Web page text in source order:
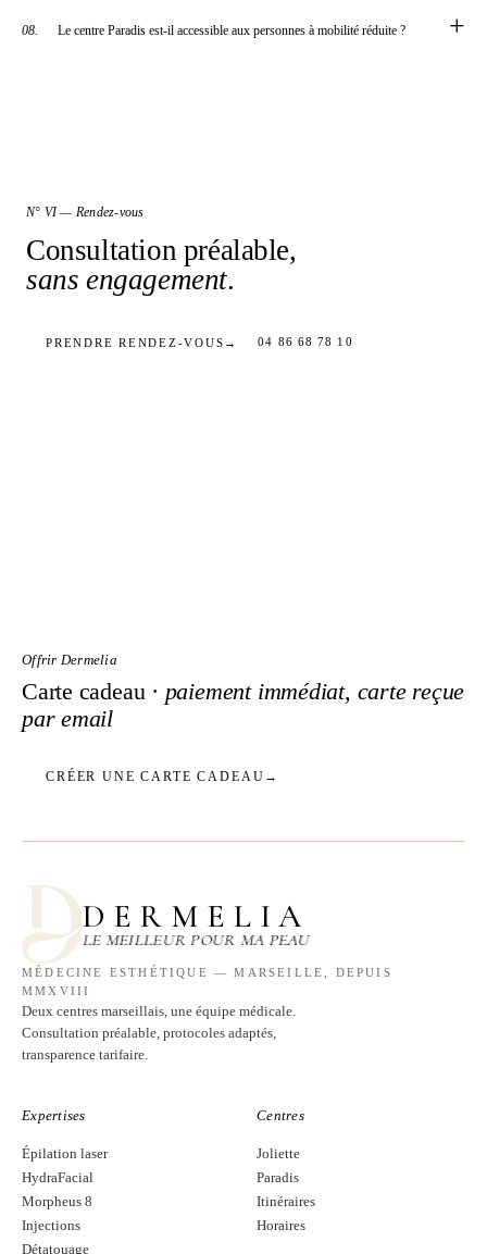
08. Le centre Paradis est-il accessible aux personnes à mobilité réduite ? +
N° VI — Rendez-vous
Consultation préalable,
sans engagement.
PRENDRE RENDEZ-VOUS → 04 86 68 78 10
Offrir Dermelia
Carte cadeau · paiement immédiat, carte reçue
par email
CRÉER UNE CARTE CADEAU →
DERMELIA
LE MEILLEUR POUR MA PEAU
MÉDECINE ESTHÉTIQUE — MARSEILLE, DEPUIS
MMXVIII
Deux centres marseillais, une équipe médicale.
Consultation préalable, protocoles adaptés,
transparence tarifaire.
Expertises
Épilation laser
HydraFacial
Morpheus 8
Injections
Détatouage
Centres
Joliette
Paradis
Itinéraires
Horaires